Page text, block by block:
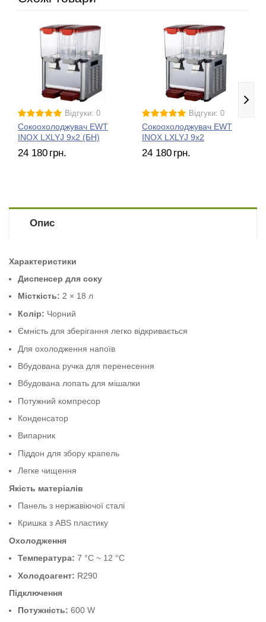
Відгуки: 0
Сокоохолоджувач EWT
INOX LXLYJ 9x2 (БН)
24 180 грн.
Відгуки: 0
Сокоохолоджувач EWT
INOX LXLYJ 9x2
24 180 грн.
Опис
Характеристики
Диспенсер для соку
Місткість: 2 × 18 л
Колір: Чорний
Ємність для зберігання легко відкривається
Для охолодження напоїв
Вбудована ручка для перенесення
Вбудована лопать для мішалки
Потужний компресор
Конденсатор
Випарник
Піддон для збору крапель
Легке чищення
Якість матеріалів
Панель з нержавіючої сталі
Кришка з ABS пластику
Охолодження
Температура: 7 °C ~ 12 °C
Холодоагент: R290
Підключення
Потужність: 600 W